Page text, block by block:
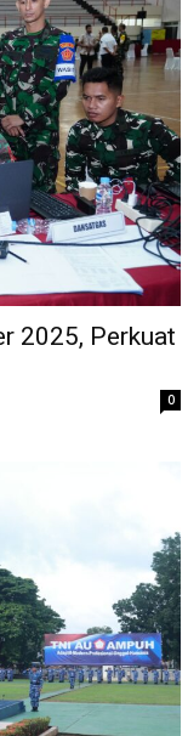
2025, Perkuat
0